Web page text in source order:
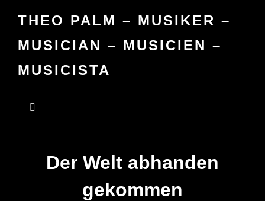
THEO PALM – MUSIKER –
MUSICIAN – MUSICIEN –
MUSICISTA
Der Welt abhanden
gekommen